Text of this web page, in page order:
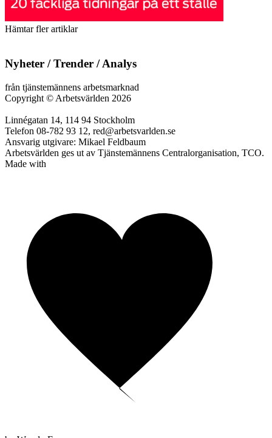
Hämtar fler artiklar
Nyheter / Trender / Analys
från tjänstemännens arbetsmarknad
Copyright © Arbetsvärlden 2026
Linnégatan 14, 114 94 Stockholm
Telefon 08-782 93 12, red@arbetsvarlden.se
Ansvarig utgivare: Mikael Feldbaum
Arbetsvärlden ges ut av Tjänstemännens Centralorganisation, TCO.
Made with